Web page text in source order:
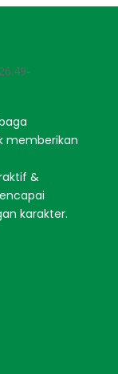
memberikan
&
karakter.